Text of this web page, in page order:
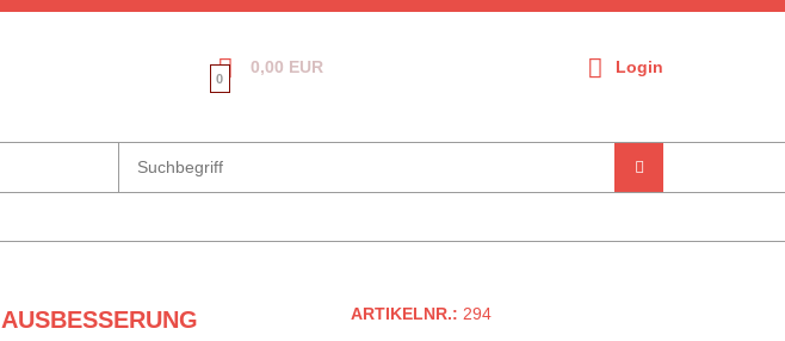
0,00 EUR
0
Login
AUSBESSERUNG
ARTIKELNR.: 294